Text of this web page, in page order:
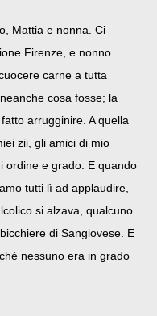
Mattia e nonna. Ci
Firenze, e nonno
carne a tutta
cosa fosse; la
arrugginire. A quella
zii, gli amici di mio
ordine e grado. E quando
tutti lì ad applaudire,
si alzava, qualcuno
di Sangiovese. E
nessuno era in grado